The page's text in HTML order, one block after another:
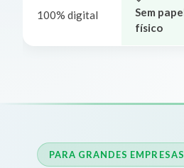
100% digital
Sem
físico
PARA GRANDES